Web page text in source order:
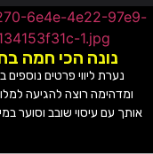
נונה הכי חמה
נערת ליווי פרטים
ומדהימה רוצה להגיעה
אותך עם עיסוי שובב וסוער